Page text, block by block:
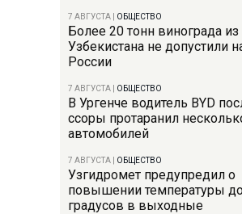
7 АВГУСТА ОБЩЕСТВО
Более 20 тонн винограда из
Узбекистана не допустили
России
7 АВГУСТА ОБЩЕСТВО
В Ургенче водитель BYD
ссоры протаранил
автомобилей
7 АВГУСТА ОБЩЕСТВО
Узгидромет предупредил о
повышении температуры
градусов в выходные